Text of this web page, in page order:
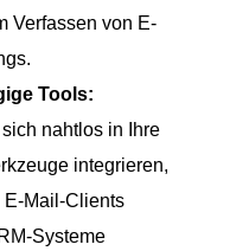
Verfassen von E-
Tools:
nahtlos in Ihre
integrieren,
Mail-Clients
Systeme